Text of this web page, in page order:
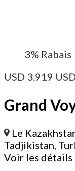
3% Rabais
USD 3.919 USD
Grand
Le
Tadjikistan
Voir les détails